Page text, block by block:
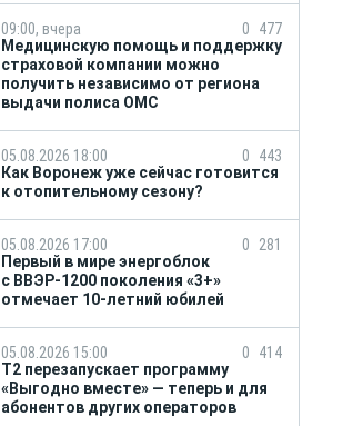
09:00, вчера 0
477
Медицинскую помощь и поддержку
страховой компании можно
получить независимо от региона
выдачи полиса ОМС
05.08.2026 18:00 0
443
Как Воронеж уже сейчас готовится
к отопительному сезону?
05.08.2026 17:00 0
281
Первый в мире энергоблок
с ВВЭР-1200 поколения «3+»
отмечает 10-летний юбилей
05.08.2026 15:00 0
414
Т2 перезапускает программу
«Выгодно вместе» — теперь и для
абонентов других операторов